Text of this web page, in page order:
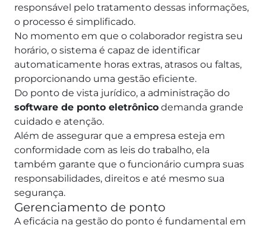
responsável pelo tratamento dessas informações,
o processo é simplificado.
No momento em que o colaborador registra seu
horário, o sistema é capaz de identificar
automaticamente horas extras, atrasos ou faltas,
proporcionando uma gestão eficiente.
Do ponto de vista jurídico, a administração do
software de ponto eletrônico demanda grande
cuidado e atenção.
Além de assegurar que a empresa esteja em
conformidade com as leis do trabalho, ela
também garante que o funcionário cumpra suas
responsabilidades, direitos e até mesmo sua
segurança.
Gerenciamento de ponto
A eficácia na gestão do ponto é fundamental em